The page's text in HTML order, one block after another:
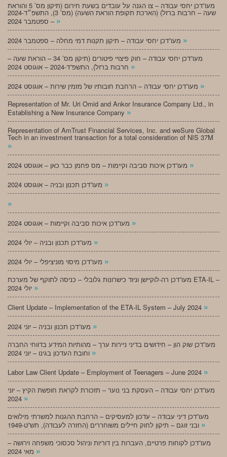
מעו”דכן יחסי עבודה – צו הגנה על עובדים בשעת חירום (תיקון מס’ 5 והוראת
שעה – חרבות ברזל) (הארכת תקופת הוראת השעה) (מס’ 3), התשפ״ד-2024
– ספטמבר 2024 »
»
מעו”דכן יחסי עבודה – חוק פיצויי פיטורים (תיקון מס’ 34 – הוראת שעה –
»
»
Representation of Mr. Uri Omid and Ankor Insurance Company Ltd., in
Establishing a New Insurance Company »
Representation of AmTrust Financial Services, Inc. and weSure Global
Tech in an investment transaction for a total consideration of NIS 37M
»
»
»
»
»
»
»
מעו”דכן רה-לוקיישן וניוד כישרונות גלובלי – כניסה לתוקף של מערכת ETA-IL –
»
Client Update – Implementation of the ETA-IL System – July 2024 »
»
מעו”דכן שוק הון – חידושים בדיני ניירות ערך – מהותיות המידע בדווחי החברה
»
Labor Law Client Update – Employment of Teenagers – June 2024 »
מעו”דכן יחסי עבודה – העסקת בני נוער – תזכורת לקראת חופשת הקיץ – יוני
»
מעו”דכן דיני עבודה – עדכון למעסיקים – הרחבת ההגנות למשרתי מילואים
»
מעו”דכן לקוחות פרטיים, העברות בין דוריות וניהול סכסוכי משפחה וירושה –
»